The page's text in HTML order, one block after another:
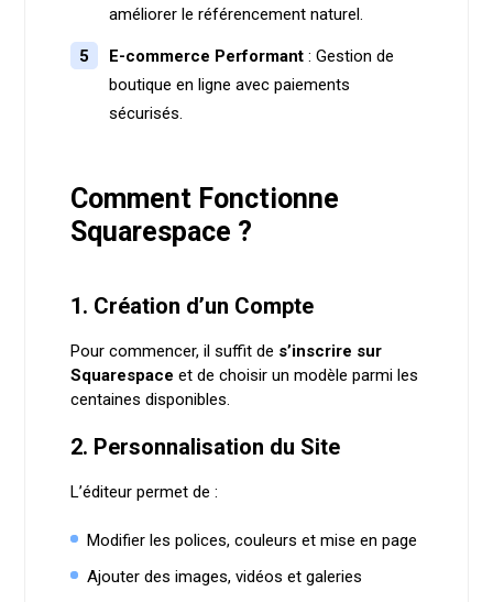
améliorer le référencement naturel.
E-commerce Performant: Gestion de
boutique en ligne avec paiements
sécurisés.
Comment Fonctionne
Squarespace ?
1. Création d’un Compte
Pour commencer, il suffit de s’inscrire sur
Squarespace et de choisir un modèle parmi les
centaines disponibles.
2. Personnalisation du Site
L’éditeur permet de :
Modifier les polices, couleurs et mise en page
Ajouter des images, vidéos et galeries